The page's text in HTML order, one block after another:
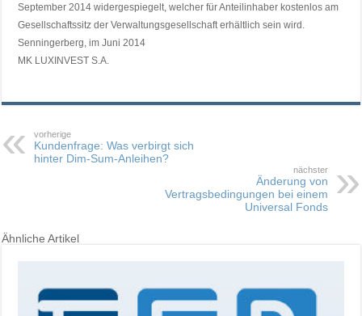
September 2014 widergespiegelt, welcher für Anteilinhaber kostenlos am
Gesellschaftssitz der Verwaltungsgesellschaft erhältlich sein wird.
Senningerberg, im Juni 2014
MK LUXINVEST S.A.
vorherige
Kundenfrage: Was verbirgt sich
hinter Dim-Sum-Anleihen?
nächster
Änderung von
Vertragsbedingungen bei einem
Universal Fonds
Ähnliche Artikel